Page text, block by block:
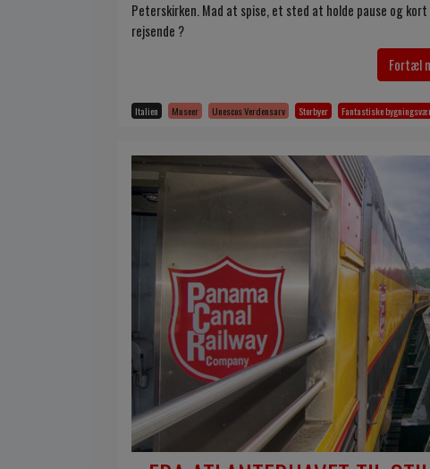
Peterskirken. Mad at spise, et sted at holde pause og
rejsende ?
Fortæl
Italien Museer Unescos Verdensarv Storbyer Fantastiske